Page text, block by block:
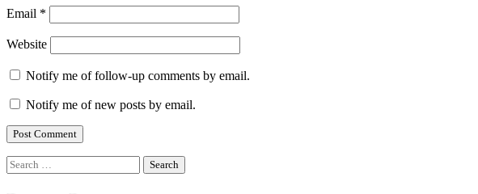
Email *
Website
Notify me of follow-up comments by email.
Notify me of new posts by email.
Search
for: